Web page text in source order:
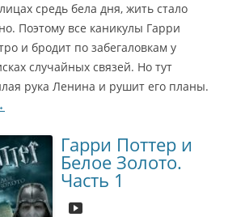
средь бела дня, жить стало
Поэтому все каникулы Гарри
и бродит по забегаловкам у
случайных связей. Но тут
рука Ленина и рушит его планы.
Гарри Поттер и
Белое Золото.
Часть 1